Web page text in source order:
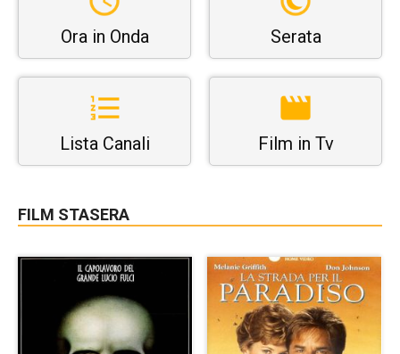
Ora in Onda Serata
Lista Canali Film in Tv
FILM STASERA